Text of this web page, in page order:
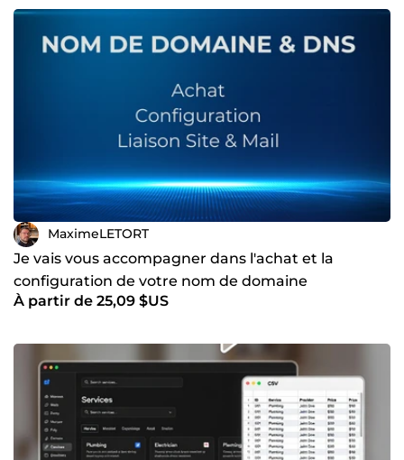
MaximeLETORT
Je vais vous accompagner dans l'achat et la
configuration de votre nom de domaine
À partir de 25,09 $US